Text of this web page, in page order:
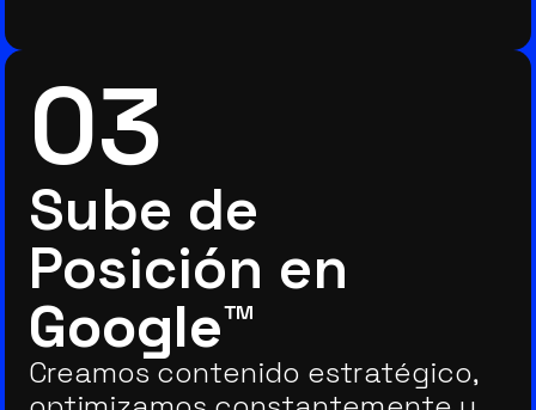
03
Sube de
Posición en
Google™
Creamos contenido estratégico,